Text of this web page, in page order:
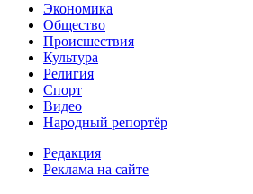
Экономика
Общество
Происшествия
Культура
Религия
Спорт
Видео
Народный репортёр
Редакция
Реклама на сайте